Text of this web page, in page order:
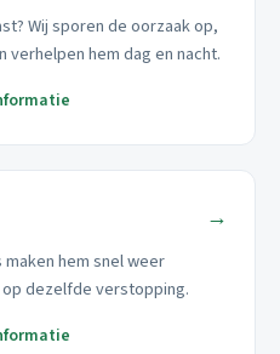
Wij sporen de oorzaak op,
hem dag en nacht.
→
hem snel weer
dezelfde verstopping.